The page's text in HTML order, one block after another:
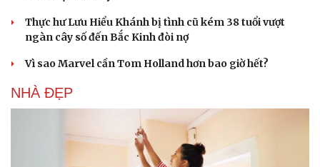
Thực hư Lưu Hiểu Khánh bị tình cũ kém 38 tuổi vượt
ngàn cây số đến Bắc Kinh đòi nợ
Vì sao Marvel cần Tom Holland hơn bao giờ hết?
NHÀ ĐẸP